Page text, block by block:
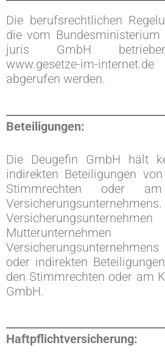
Die berufsrechtlichen
die vom
juris GmbH
www.gesetze-im-
abgerufen werden.
Beteiligungen:
Die Deugefin GmbH hält
indirekten Beteiligungen
Stimmrechten oder
oder indirekten
den Stimmrechten oder am
GmbH.
Haftpflichtversicherung: